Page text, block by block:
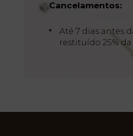
Cancelamentos:
Até 7 dias antes
restituído 25%